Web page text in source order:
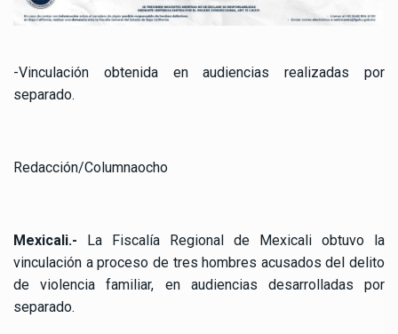
-Vinculación obtenida en audiencias realizadas por
separado.
Redacción/Columnaocho
Mexicali.- La Fiscalía Regional de Mexicali obtuvo la
vinculación a proceso de tres hombres acusados del delito
de violencia familiar, en audiencias desarrolladas por
separado.